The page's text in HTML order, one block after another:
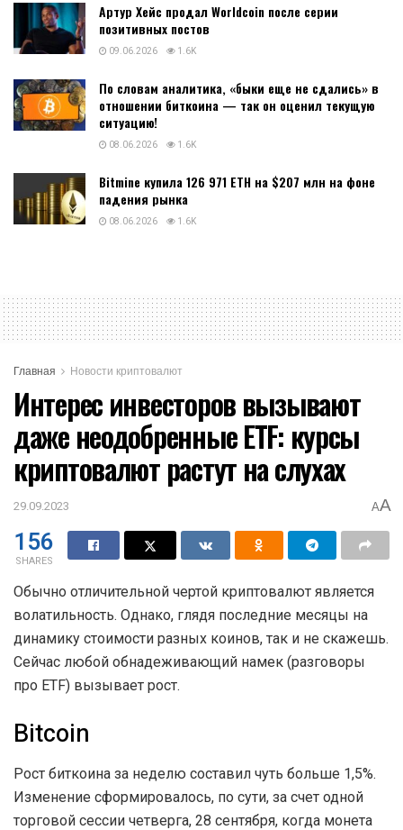
Артур Хейс продал Worldcoin после серии
позитивных постов
09.06.2026 1.6K
По словам аналитика, «быки еще не сдались» в
отношении биткоина — так он оценил текущую
ситуацию!
08.06.2026 1.6K
Bitmine купила 126 971 ETH на $207 млн на фоне
падения рынка
08.06.2026 1.6K
Главная Новости криптовалют
Интерес инвесторов вызывают
даже неодобренные ETF: курсы
криптовалют растут на слухах
29.09.2023 AA
156
SHARES
Обычно отличительной чертой криптовалют является
волатильность. Однако, глядя последние месяцы на
динамику стоимости разных коинов, так и не скажешь.
Сейчас любой обнадеживающий намек (разговоры
про ETF) вызывает рост.
Bitcoin
Рост биткоина за неделю составил чуть больше 1,5%.
Изменение сформировалось, по сути, за счет одной
торговой сессии четверга, 28 сентября, когда монета